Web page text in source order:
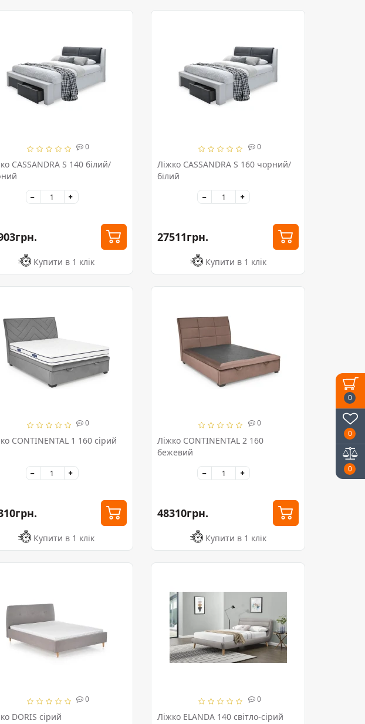
0
0
0
0
CASSANDRA S 140 білий/
Купити в 1 клік
0
Ліжко CASSANDRA S 160 чорний/
білий
27511грн.
Купити в 1 клік
0
CONTINENTAL 1 160 сірий
Купити в 1 клік
0
Ліжко CONTINENTAL 2 160
бежевий
48310грн.
Купити в 1 клік
0
DORIS сірий
0
Ліжко ELANDA 140 світло-сірий